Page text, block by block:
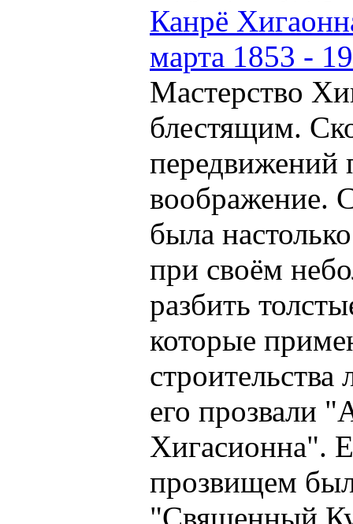
Канрё
марта 1853 -
Мастерство
блестящим.
передвижений
воображение.
была
при своём
разбить
которые
его прозвали
Хигасионна".
прозвищем
"Священный